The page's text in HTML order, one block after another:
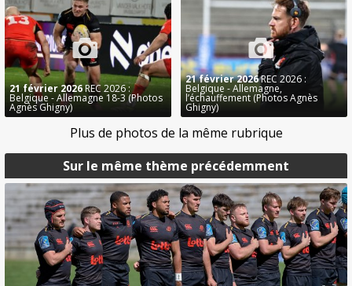
Sur le même thème précédemment
21 février 2026REC 2026 :
Belgique - Allemagne 18-3 (Photos
Agnès Ghigny)
21 février 2026REC 2026 :
Belgique - Allemagne,
l’échauffement (Photos Agnès
Ghigny)
Plus de photos de la même rubrique